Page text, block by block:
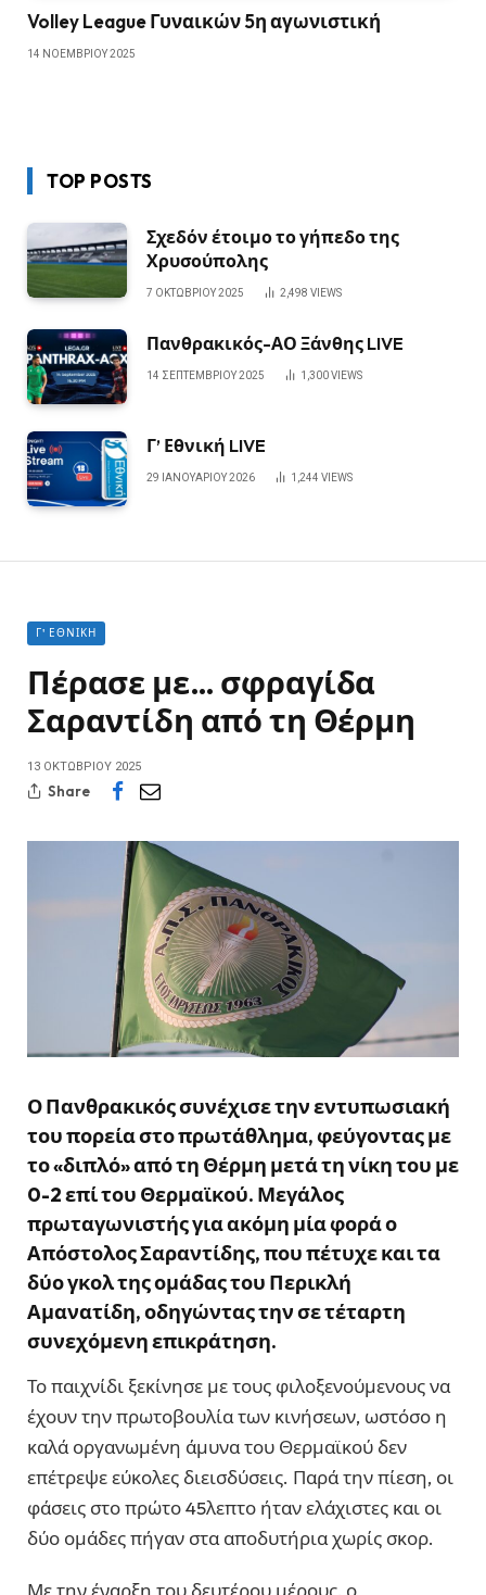
Volley League Γυναικών 5η αγωνιστική
14 ΝΟΕΜΒΡΊΟΥ 2025
TOP POSTS
Σχεδόν έτοιμο το γήπεδο της
Χρυσούπολης
7 ΟΚΤΩΒΡΊΟΥ 2025 2,498 VIEWS
Πανθρακικός-ΑΟ Ξάνθης LIVE
14 ΣΕΠΤΕΜΒΡΊΟΥ 2025 1,300VIEWS
Γ’ Εθνική LIVE
29 ΙΑΝΟΥΑΡΊΟΥ 2026 1,244 VIEWS
Γ' ΕΘΝΙΚΉ
Πέρασε με… σφραγίδα
Σαραντίδη από τη Θέρμη
13 ΟΚΤΩΒΡΊΟΥ 2025
Share
Ο Πανθρακικός συνέχισε την εντυπωσιακή
του πορεία στο πρωτάθλημα, φεύγοντας με
το «διπλό» από τη Θέρμη μετά τη νίκη του με
0-2 επί του Θερμαϊκού. Μεγάλος
πρωταγωνιστής για ακόμη μία φορά ο
Απόστολος Σαραντίδης, που πέτυχε και τα
δύο γκολ της ομάδας του Περικλή
Αμανατίδη, οδηγώντας την σε τέταρτη
συνεχόμενη επικράτηση.
Το παιχνίδι ξεκίνησε με τους φιλοξενούμενους να
έχουν την πρωτοβουλία των κινήσεων, ωστόσο η
καλά οργανωμένη άμυνα του Θερμαϊκού δεν
επέτρεψε εύκολες διεισδύσεις. Παρά την πίεση, οι
φάσεις στο πρώτο 45λεπτο ήταν ελάχιστες και οι
δύο ομάδες πήγαν στα αποδυτήρια χωρίς σκορ.
Με την έναρξη του δευτέρου μέρους, ο